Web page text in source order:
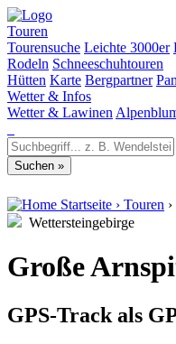
Touren
Tourensuche Leichte 3000er
Rodeln Schneeschuhtouren
Hütten Karte Bergpartner
Wetter & Infos
Wetter & Lawinen
Startseite › Touren ›
Wettersteingebirge
Große
GPS-Track als